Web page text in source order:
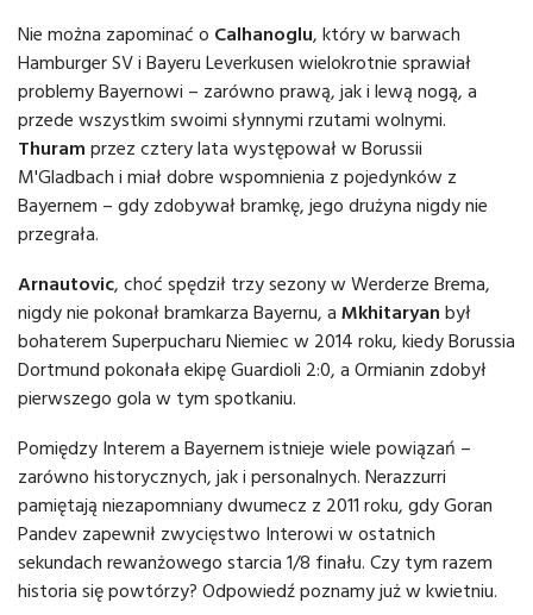
Nie można zapominać o Calhanoglu, który w barwach
Hamburger SV i Bayeru Leverkusen wielokrotnie sprawiał
problemy Bayernowi – zarówno prawą, jak i lewą nogą, a
przede wszystkim swoimi słynnymi rzutami wolnymi.
Thuram przez cztery lata występował w Borussii
M'Gladbach i miał dobre wspomnienia z pojedynków z
Bayernem – gdy zdobywał bramkę, jego drużyna nigdy nie
przegrała.
Arnautovic, choć spędził trzy sezony w Werderze Brema,
nigdy nie pokonał bramkarza Bayernu, a Mkhitaryan był
bohaterem Superpucharu Niemiec w 2014 roku, kiedy Borussia
Dortmund pokonała ekipę Guardioli 2:0, a Ormianin zdobył
pierwszego gola w tym spotkaniu.
Pomiędzy Interem a Bayernem istnieje wiele powiązań –
zarówno historycznych, jak i personalnych. Nerazzurri
pamiętają niezapomniany dwumecz z 2011 roku, gdy Goran
Pandev zapewnił zwycięstwo Interowi w ostatnich
sekundach rewanżowego starcia 1/8 finału. Czy tym razem
historia się powtórzy? Odpowiedź poznamy już w kwietniu.